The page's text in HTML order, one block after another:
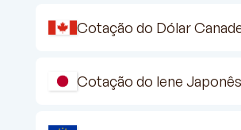
Cotação do Dólar
Cotação do Iene